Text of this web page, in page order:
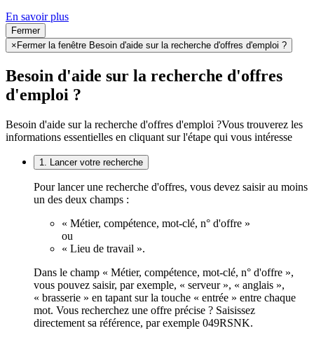
En savoir plus
Fermer
× Fermer la fenêtre Besoin d'aide sur la recherche d'offres d'emploi ?
Besoin d'aide sur la recherche d'offres
d'emploi ?
Besoin d'aide sur la recherche d'offres d'emploi ?Vous trouverez les
informations essentielles en cliquant sur l'étape qui vous intéresse
1. Lancer votre recherche
Pour lancer une recherche d'offres, vous devez saisir au moins
un des deux champs :
« Métier, compétence, mot-clé, n° d'offre »
ou
« Lieu de travail ».
Dans le champ « Métier, compétence, mot-clé, n° d'offre »,
vous pouvez saisir, par exemple, « serveur », « anglais »,
« brasserie » en tapant sur la touche « entrée » entre chaque
mot. Vous recherchez une offre précise ? Saisissez
directement sa référence, par exemple 049RSNK.